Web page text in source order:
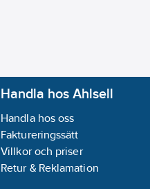
Handla hos Ahlsell
Handla hos oss
Faktureringssätt
Villkor och priser
Retur & Reklamation